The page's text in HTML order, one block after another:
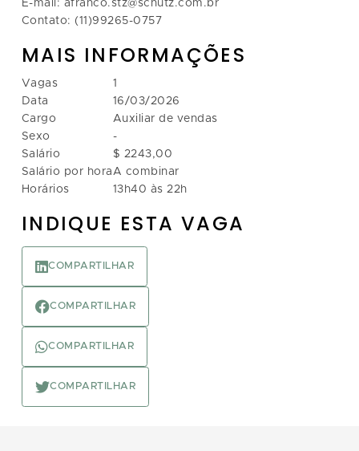
E-mail: afranco.stz@schutz.com.br
Contato: (11)99265-0757
MAIS INFORMAÇÕES
Vagas
Data
Cargo
Sexo
Salário
Salário por hora
Horários
1
16/03/2026
Auxiliar de vendas
-
$ 2243,00
A combinar
13h40 às 22h
INDIQUE ESTA VAGA
COMPARTILHAR
COMPARTILHAR
COMPARTILHAR
COMPARTILHAR